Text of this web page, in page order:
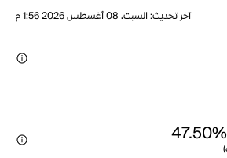
آخر تحديث:السبت، 08 أغسطس 2026 1:56 م